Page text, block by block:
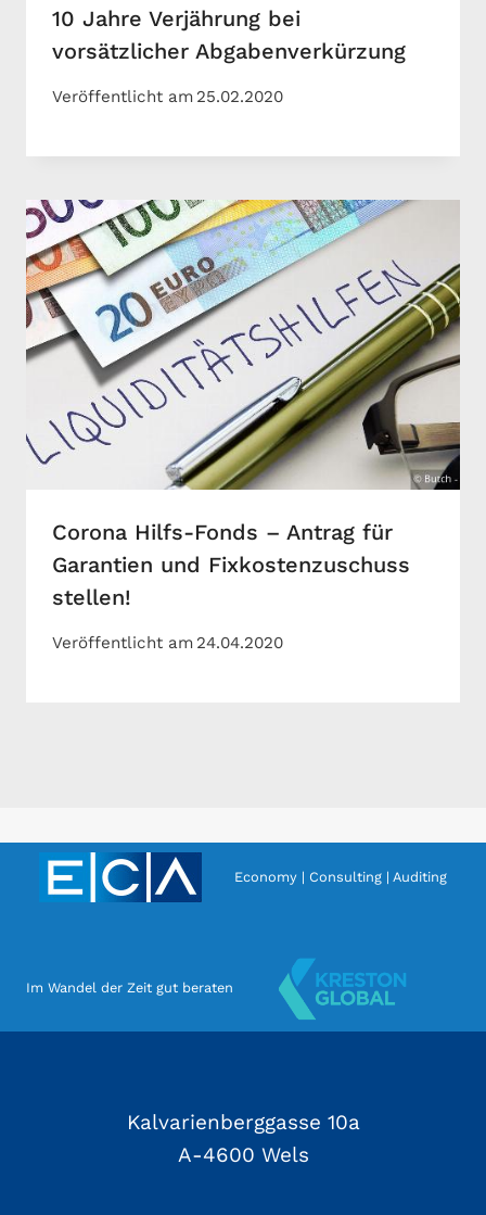
10 Jahre Verjährung bei
vorsätzlicher Abgabenverkürzung
Veröffentlicht am 25.02.2020
Corona Hilfs-Fonds – Antrag für
Garantien und Fixkostenzuschuss
stellen!
Veröffentlicht am 24.04.2020
Economy | Consulting | Auditing
Im Wandel der Zeit gut beraten
Kalvarienberggasse 10a
A-4600 Wels